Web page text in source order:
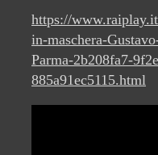
https://
in-maschera-
Parma-2b208fa7-
885a91ec5115.html